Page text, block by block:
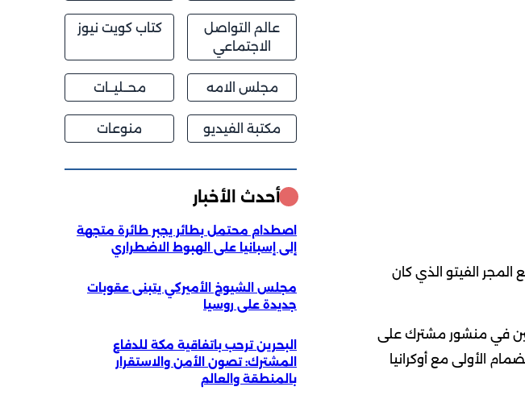
المجر الفيتو الذي كان
في منشور مشترك على
الأولى مع أوكرانيا
عالم التواصل
الاجتماعي
كتاب كويت نيوز
مجلس الامه محــليــات
مكتبة الفيديو منوعات
أحدث الأخبار
اصطدام محتمل بطائر يجبر طائرة متجهة
إلى إسبانيا على الهبوط الاضطراري
مجلس الشيوخ الأميركي يتبنى عقوبات
جديدة على روسيا
البحرين ترحب باتفاقية مكة للدفاع
المشترك: تصون الأمن والاستقرار
بالمنطقة والعالم